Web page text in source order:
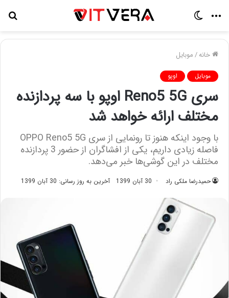
منو
خانه/موبایل
موبایل اوپو
سری Reno5 5G اوپو با سه پردازنده
مختلف ارائه خواهد شد
با وجود اینکه هنوز تا رونمایی از سری OPPO Reno5 5G
فاصله زیادی داریم، یکی از افشاگران از حضور 3 پردازنده
مختلف در این گوشی‌ها خبر می‌دهد.
حمیدرضا ملکی راد 30 آبان 1399 آخرین به روز رسانی: 30 آبان 1399